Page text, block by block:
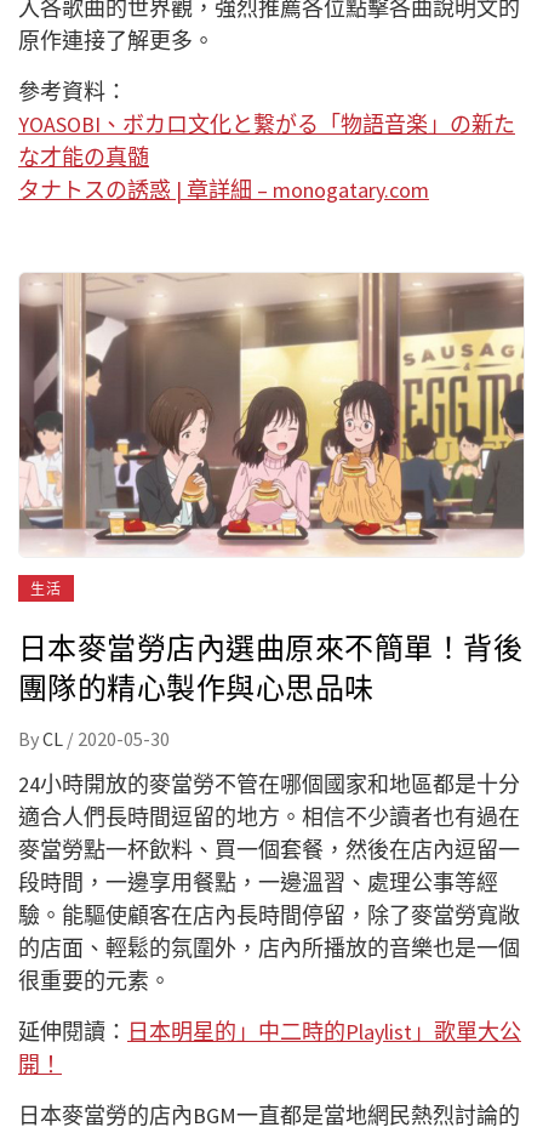
入各歌曲的世界觀，強烈推薦各位點擊各曲說明文的
原作連接了解更多。
參考資料：
YOASOBI、ボカロ文化と繋がる「物語音楽」の新た
な才能の真髄
タナトスの誘惑 | 章詳細 – monogatary.com
生活
日本麥當勞店內選曲原來不簡單！背後
團隊的精心製作與心思品味
ByCL / 2020-05-30
24小時開放的麥當勞不管在哪個國家和地區都是十分
適合人們長時間逗留的地方。相信不少讀者也有過在
麥當勞點一杯飲料、買一個套餐，然後在店內逗留一
段時間，一邊享用餐點，一邊溫習、處理公事等經
驗。能驅使顧客在店內長時間停留，除了麥當勞寬敞
的店面、輕鬆的氛圍外，店內所播放的音樂也是一個
很重要的元素。
延伸閱讀： 日本明星的」中二時的Playlist」歌單大公
開！
日本麥當勞的店內BGM一直都是當地網民熱烈討論的